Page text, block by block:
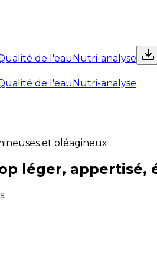
de l'eauNutri-analyse
de l'eauNutri-analyse
et oléagineux
léger, appertisé,